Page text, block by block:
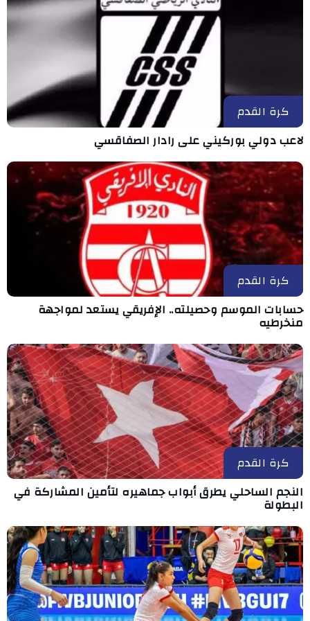
كرة القدم
لاعب دولي بوركيني على رادار الصفاقسي
كرة القدم
حسابات الموسم وحصيلته.. الإفريقي يستعد لمواجهة
منخرطيه
كرة القدم
النجم الساحلي يطرق أبواب جماهيره لتأمين المشاركة في
البطولة